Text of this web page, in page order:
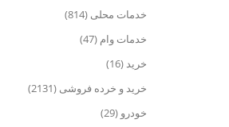
خدمات محلی (814)
خدمات وام (47)
خرید (16)
خرید و خرده فروشی (2131)
خودرو (29)